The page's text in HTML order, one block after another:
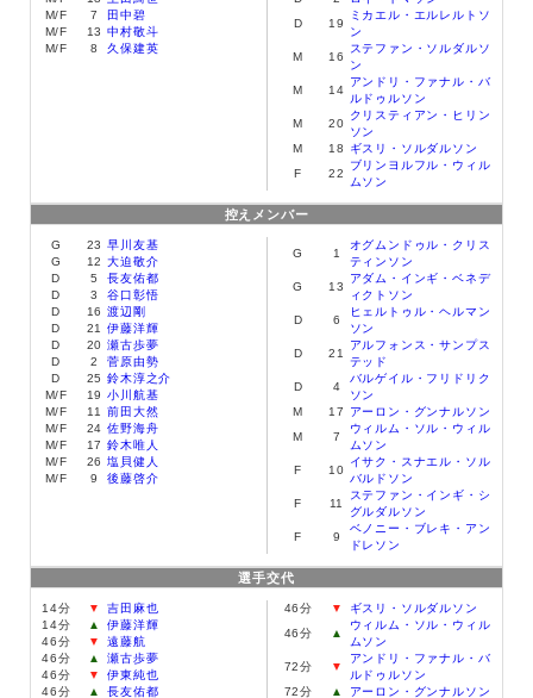
M/F 7
田中碧
M/F 13 中村敬斗
M/F 8 久保建英
D
19
ミカエル・エルレルトソ
ン
M
16
ステファン・ソルダルソ
ン
M
14
アンドリ・ファナル・バ
ルドゥルソン
M
20
クリスティアン・ヒリン
ソン
M
18
ギスリ・ソルダルソン
F
22
ブリンヨルフル・ウィル
ムソン
控えメンバー
G 23 早川友基
G
12 大迫敬介
D
5
長友佑都
D
3
谷口彰悟
D
16 渡辺剛
D
21
伊藤洋輝
D
20 瀬古歩夢
D
2
菅原由勢
D
25 鈴木淳之介
M/F 19 小川航基
M/F 11
前田大然
M/F 24 佐野海舟
M/F 17 鈴木唯人
M/F 26 塩貝健人
M/F 9 後藤啓介
G 1
オグムンドゥル・クリス
ティンソン
G
13
アダム・インギ・ベネデ
ィクトソン
D
6
ヒェルトゥル・ヘルマン
ソン
D
21
アルフォンス・サンプス
テッド
D
4
バルゲイル・フリドリク
ソン
M
17
アーロン・グンナルソン
M
7
ウィルム・ソル・ウィル
ムソン
F
10
イサク・スナエル・ソル
バルドソン
F
11
ステファン・インギ・シ
グルダルソン
F
9
ベノニー・ブレキ・アン
ドレソン
選手交代
14分 ▼
吉田麻也
14分
▲
伊藤洋輝
46分
▼
遠藤航
46分
▲
瀬古歩夢
46分
▼
伊東純也
46分
▲ 長友佑都
46分 ▼
ギスリ・ソルダルソン
46分
▲
ウィルム・ソル・ウィル
ムソン
72分
▼
アンドリ・ファナル・バ
ルドゥルソン
72分
▲ アーロン・グンナルソン